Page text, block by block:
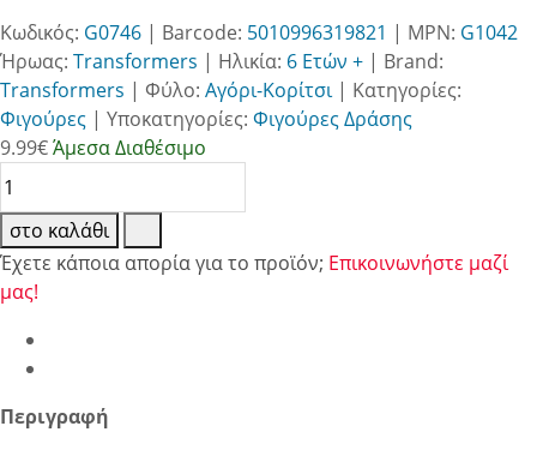
Κωδικός: G0746 | Barcode: 5010996319821 | MPN: G1042
Ήρωας: Transformers | Ηλικία: 6 Ετών + | Brand:
Transformers | Φύλο: Αγόρι-Κορίτσι| Κατηγορίες:
Φιγούρες | Υποκατηγορίες: Φιγούρες Δράσης
9.99€Άμεσα Διαθέσιμο
στο καλάθι
Έχετε κάποια απορία για το προϊόν; Επικοινωνήστε μαζί
μας!
Περιγραφή